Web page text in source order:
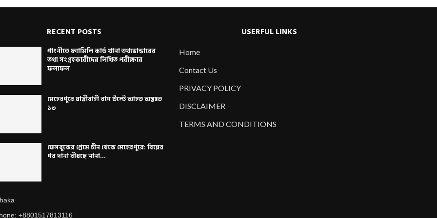
RECENT POSTS
গাংনীতে ফ্যামিলি কার্ড খানা তথ্যভান্ডারের
তথ্য সংগ্রহকারীদের লিখিত পরীক্ষার
ফলাফল
মেহেরপুরে যাত্রীবাহী বাস উল্টে আহত অন্তঃত
১৩
ফেসবুকের প্রেমে চীন থেকে মেহেরপুরে: বিয়ের
পর দানা বাঁধছে নানা...
+8801517813116
USERFUL LINKS
Home
Contact Us
PRIVACY POLICY
DISCLAIMER
TERMS AND CONDITIONS